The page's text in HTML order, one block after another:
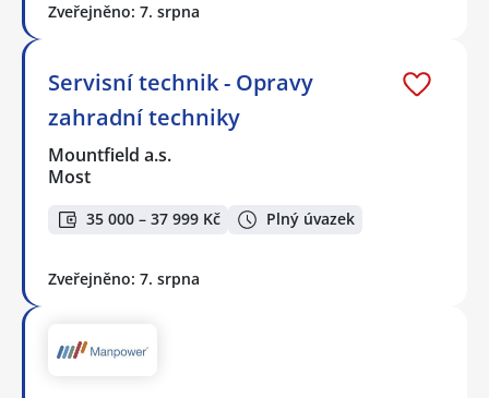
Zveřejněno: 7. srpna
Servisní technik - Opravy
zahradní techniky
Mountfield a.s.
Most
35 000 – 37 999 Kč Plný úvazek
Zveřejněno: 7. srpna